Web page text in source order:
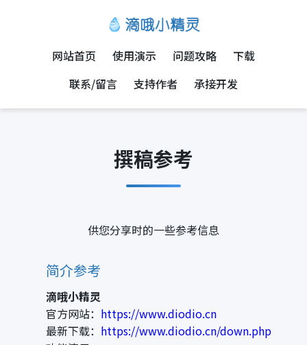
网站首页 使用演示 问题攻略
下载
联系/留言
支持作者 承接开发
撰稿参考
供您分享时的一些参考信息
简介参考
滴哦小精灵
官方网站： https://www.diodio.cn
最新下载： https://www.diodio.cn/down.php